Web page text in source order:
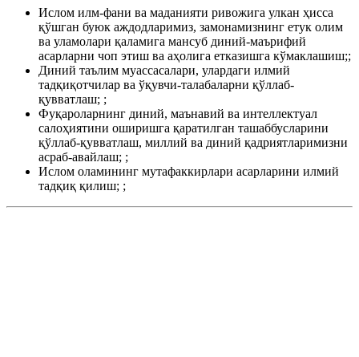
Ислом илм-фани ва маданияти ривожига улкан ҳисса
қўшган буюк аждодларимиз, замонамизнинг етук олим
ва уламолари қаламига мансуб диний-маърифий
асарларни чоп этиш ва аҳолига етказишга кўмаклашиш;;
Диний таълим муассасалари, улардаги илмий
тадқиқотчилар ва ўқувчи-талабаларни қўллаб-
қувватлаш; ;
Фуқароларнинг диний, маънавий ва интеллектуал
салоҳиятини оширишга қаратилган ташаббусларини
қўллаб-қувватлаш, миллий ва диний қадриятларимизни
асраб-авайлаш; ;
Ислом оламининг мутафаккирлари асарларини илмий
тадқиқ қилиш; ;